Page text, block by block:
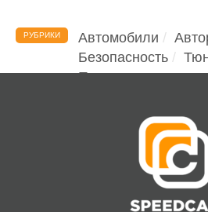
РУБРИКИ Автомобили
Безопасность
Помощь водителю